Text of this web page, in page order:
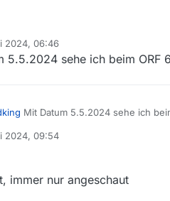
korrigiert)
2024, 06:46
5.5.2024 sehe ich beim ORF
Mit Datum 5.5.2024 sehe ich
2024, 09:54
immer nur angeschaut